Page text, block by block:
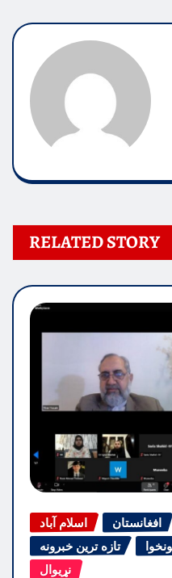
RELATED STORY
اسلام آباد افغانستان
تازه ترین خبرونه
نړیوال